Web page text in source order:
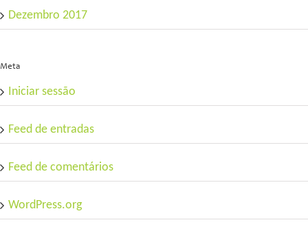
Dezembro 2017
Meta
Iniciar sessão
Feed de entradas
Feed de comentários
WordPress.org